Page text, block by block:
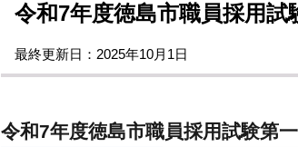
令和7年度徳島市職員採用試
最終更新日：2025年10月1日
令和7年度徳島市職員採用試験第